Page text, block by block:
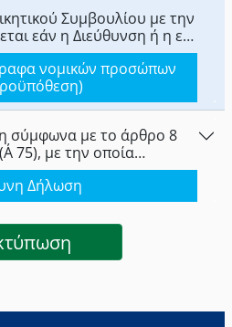
Συμβουλίου με την
εάν η Διεύθυνση ή η εν
φροντίδα της
πρόκειται να ιδρυθεί θα
της Διοίκησης αυτού ή από
ή μέλος αυτού.
νομικών προσώπων
σύμφωνα με το άρθρο 8
75), με την οποία
τον χρόνο υποβολής
βάρος του ποινική
σε ισχύ οριστική
απόφαση η οποία
αμετάκλητη για τα εξής
που προβλέπονται
άρθρων 360 και 360Α του
Δήλωση